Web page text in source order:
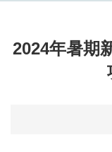
2024年暑期